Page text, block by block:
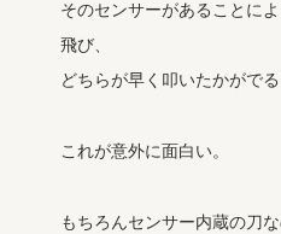
そのセンサーがあることに
飛び、
どちらが早く叩いたかがでる
これが意外に面白い。
もちろんセンサー内蔵の刀